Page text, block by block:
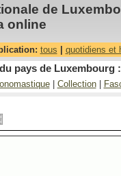
de
online
tous quotidiens et
pays de Luxembourg
| Collection|